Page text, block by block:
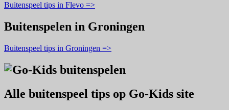
Buitenspeel tips in Flevo =>
Buitenspelen in Groningen
Buitenspeel tips in Groningen =>
Alle buitenspeel tips op Go-Kids site